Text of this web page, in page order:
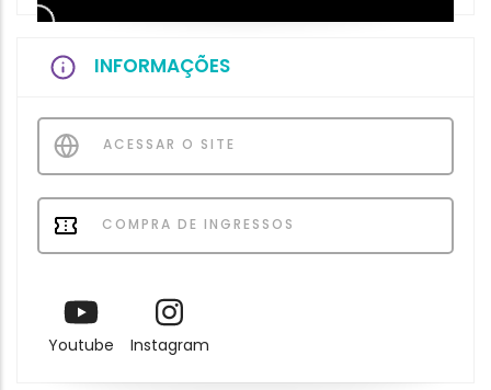
INFORMAÇÕES
ACESSAR O SITE
COMPRA DE INGRESSOS
Youtube Instagram